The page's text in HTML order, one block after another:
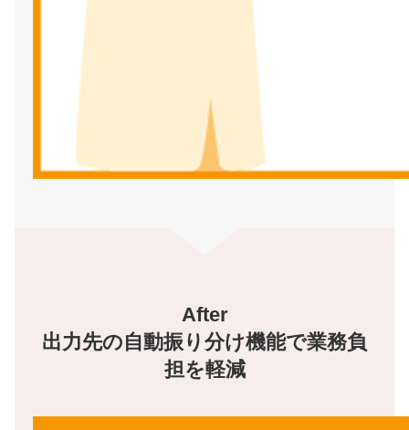
After
出力先の自動振り分け機能で業務負
担を軽減